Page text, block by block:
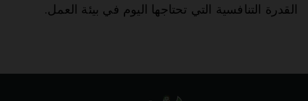
القدرة التنافسية التي تحتاجها اليوم في بيئة العمل.